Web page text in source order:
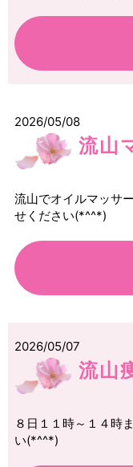
2026/05/08
流山
流山でオイルマッサ
せください(*^^*)
2026/05/07
流山
８日１１時～１４時
い(*^^*)